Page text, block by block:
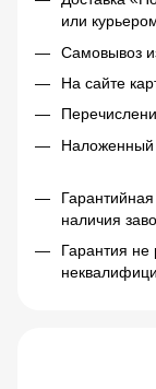
или
Самовывоз
На сайте
Наложенный
наличия
Гарантия не